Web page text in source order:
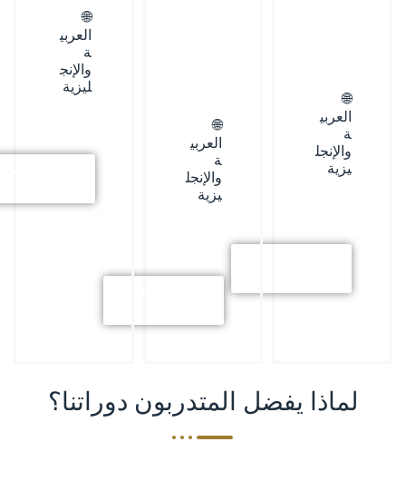
🌐
العربي
ة
والإنجل
يزية
🌐
العربي
ة
والإنجل
يزية
🌐
العربي
ة
والإنج
ليزية
لماذا يفضل المتدربون دوراتنا؟